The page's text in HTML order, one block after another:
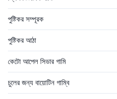
Need to be negotiated Product
Name Pueraria Mirifica
Pueraria Mirifica Main
Function Natural Breast
পুষ্টিকর সম্পূরক
পুষ্টিকর আঠা
কেটো আপেল সিডার গামি
চুলের জন্য বায়োটিন গাম্বি